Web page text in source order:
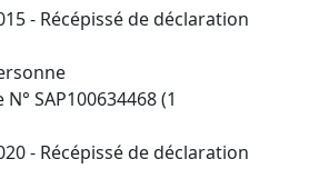
- Récépissé de déclaration
SAP100634468 (1
- Récépissé de déclaration